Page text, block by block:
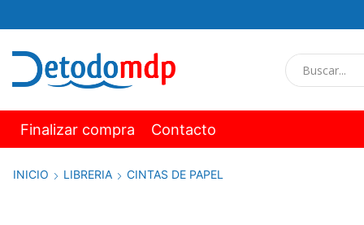
Finalizar compra Contacto
INICIO LIBRERIA CINTAS DE PAPEL